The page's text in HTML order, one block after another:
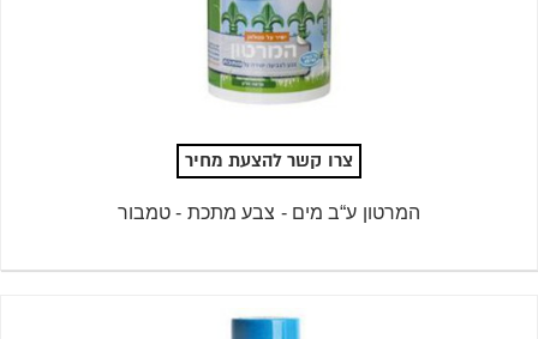
צרו קשר להצעת מחיר
המרטון ע“ב מים - צבע מתכת - טמבור